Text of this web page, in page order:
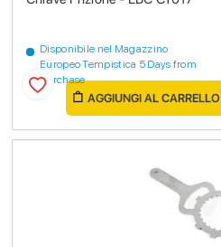
Disponibile nel Magazzino
Europeo Tempistica 5 Days from
purchase
AGGIUNGI AL CARRELLO